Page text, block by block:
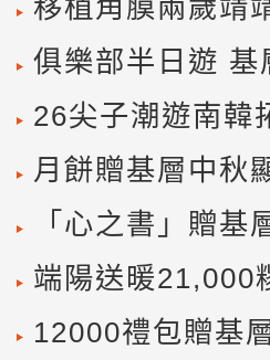
移植角膜兩歲靖
俱樂部半日遊 基
26尖子潮遊南韓
月餅贈基層中秋
「心之書」贈
端陽送暖21,000
12000禮包贈基